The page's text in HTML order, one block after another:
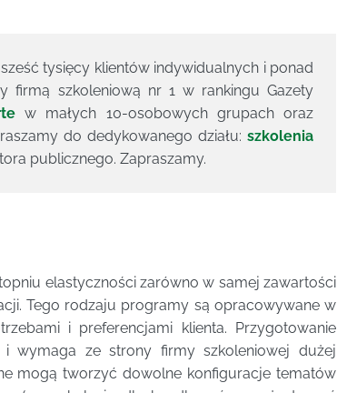
tysięcy klientów indywidualnych i ponad
firmą szkoleniową nr 1 w rankingu Gazety
w małych 10-osobowych grupach oraz
do dedykowanego działu:szkolenia
publicznego. Zapraszamy.
elastyczności zarówno w samej zawartości
Tego rodzaju programy są opracowywane w
i preferencjami klienta. Przygotowanie
wymaga ze strony firmy szkoleniowej dużej
mogą tworzyć dowolne konfiguracje tematów